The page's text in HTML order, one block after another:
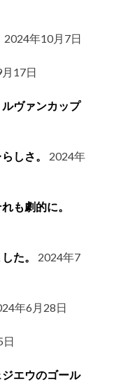
2024年10月7日
17日
ヴァンカップ
しさ。
2024年
も劇的に。
た。
2024年7
年6月28日
日
エウのゴール